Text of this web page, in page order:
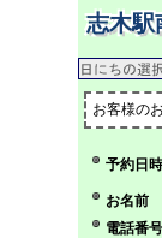
志木駅
お客様の
予約日時
お名前
電話番号